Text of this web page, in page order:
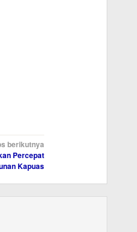
berikutnya
Percepat
Kapuas